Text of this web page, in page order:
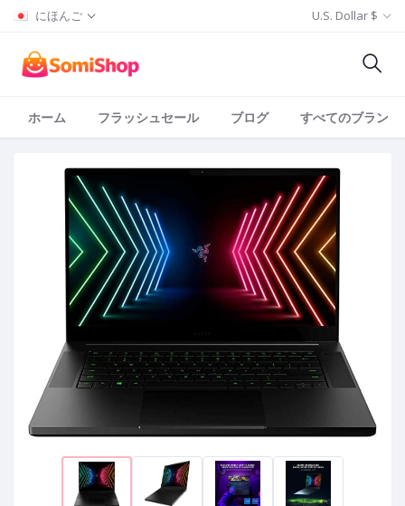
にほんご U.S. Dollar $
ホーム フラッシュセール ブログ すべてのブランド